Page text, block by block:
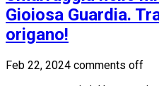
Gioiosa Guardia.
origano!
Feb 22, 2024 comments off